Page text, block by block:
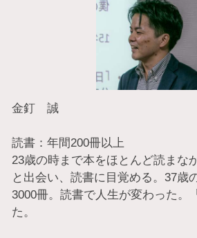
金釘 誠
読書：年間200冊以上
23歳の時まで本をほとんど読まな
と出会い、読書に目覚める。37歳
3000冊。読書で人生が変わった。
た。